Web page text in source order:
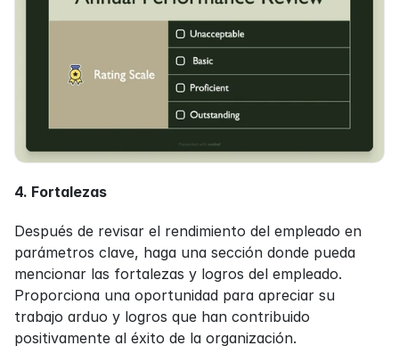
4. Fortalezas
Después de revisar el rendimiento del empleado en
parámetros clave, haga una sección donde pueda
mencionar las fortalezas y logros del empleado.
Proporciona una oportunidad para apreciar su
trabajo arduo y logros que han contribuido
positivamente al éxito de la organización.